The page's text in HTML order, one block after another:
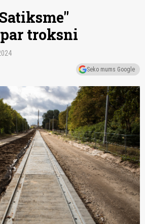
troksni
Seko mums Google